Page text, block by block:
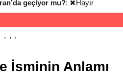
geçiyor mu?: ✖Hayır
İsminin Anlamı